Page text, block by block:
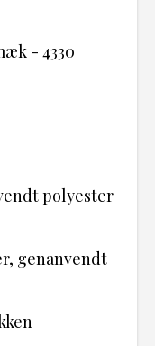
- 4330
polyester
genanvendt